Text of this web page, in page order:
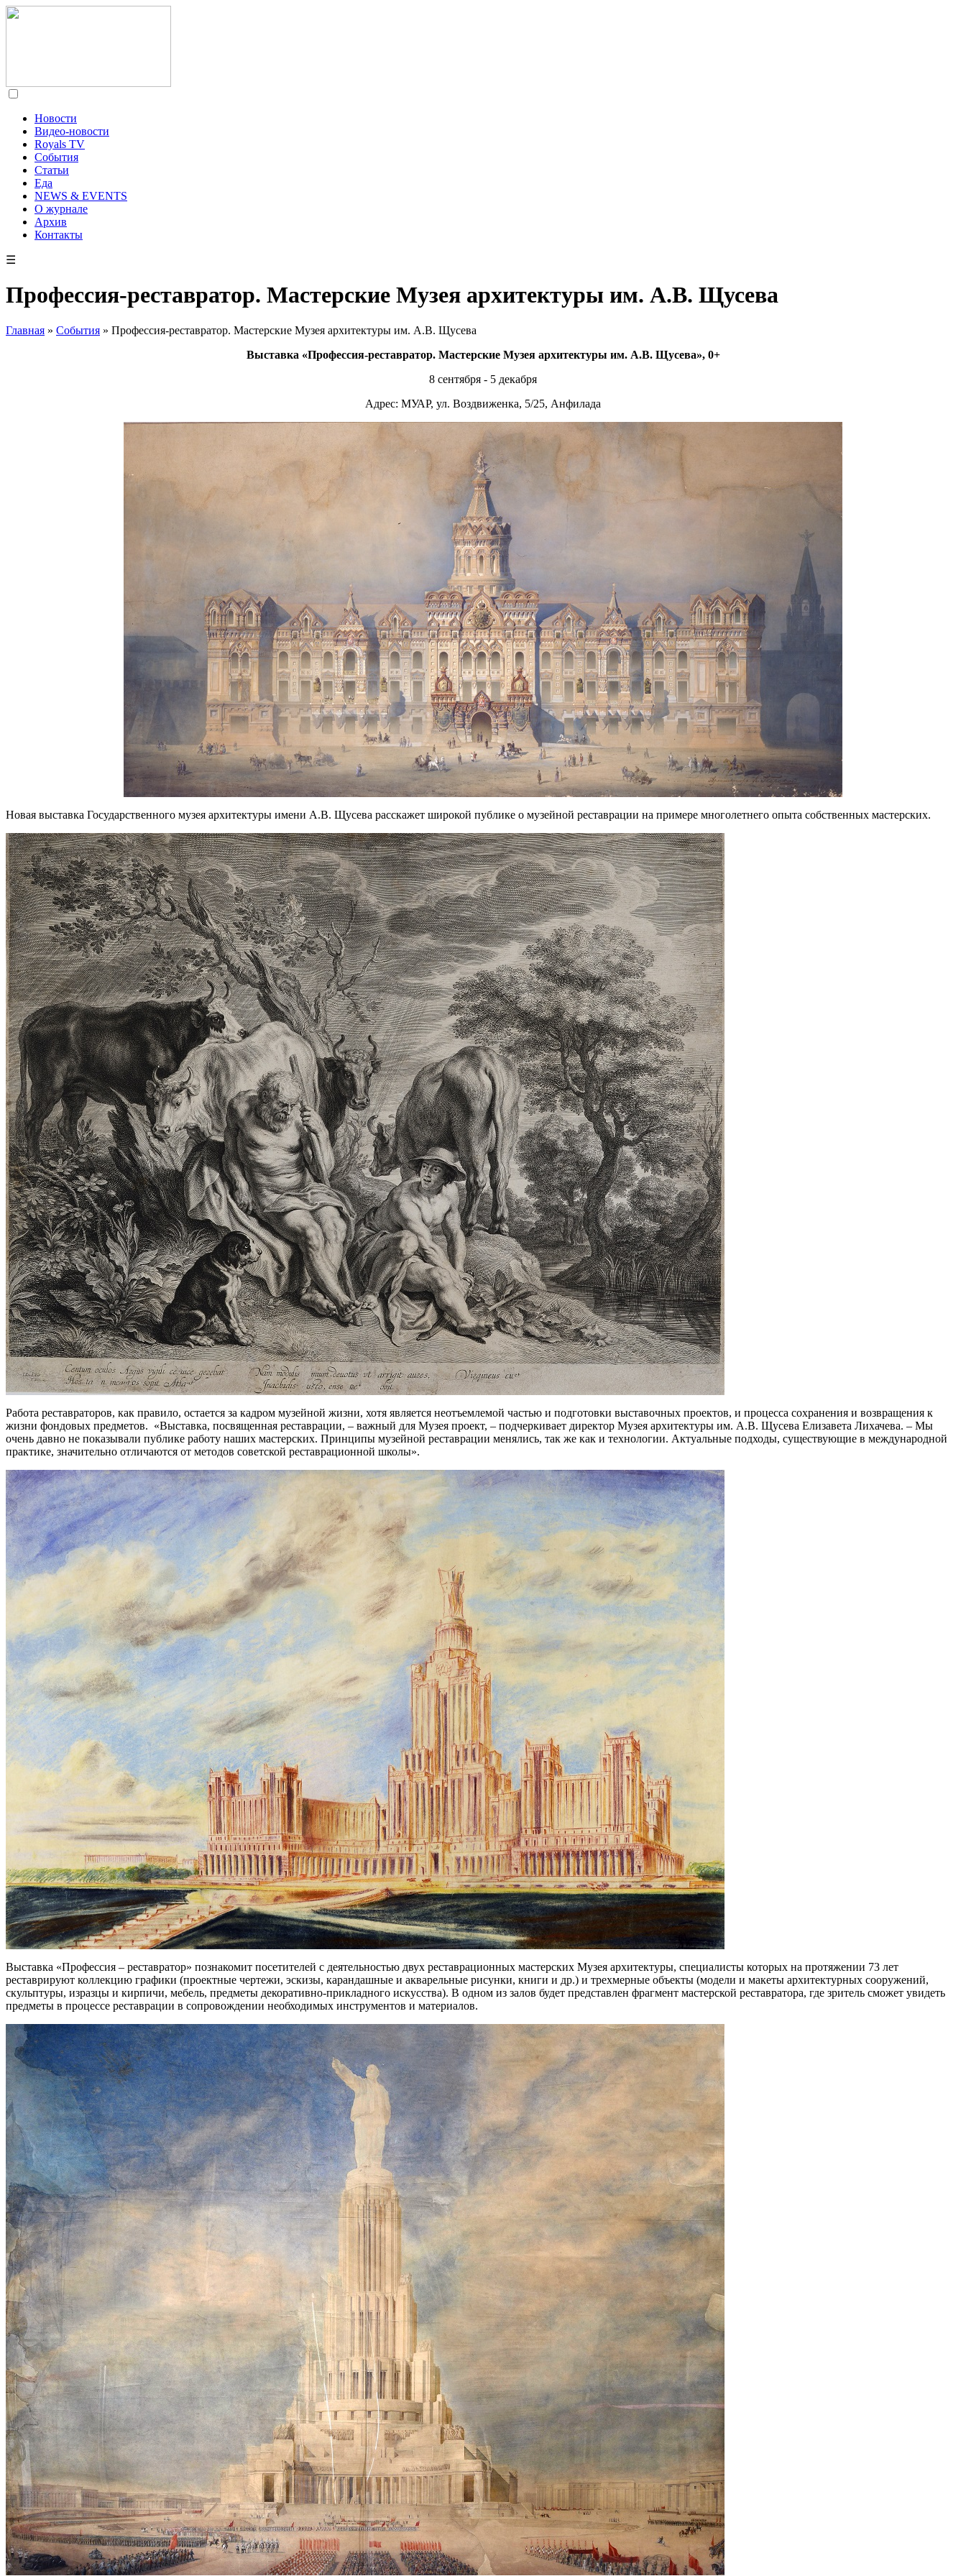
Новости
Видео-новости
Royals TV
События
Статьи
Еда
NEWS & EVENTS
О журнале
Архив
Контакты
☰
Профессия-реставратор. Мастерские Музея архитектуры им. А.В. Щусева
Главная » События » Профессия-реставратор. Мастерские Музея архитектуры им. А.В. Щусева
Выставка «Профессия-реставратор. Мастерские Музея архитектуры им. А.В. Щусева», 0+
8 сентября - 5 декабря
Адрес: МУАР, ул. Воздвиженка, 5/25, Анфилада
Новая выставка Государственного музея архитектуры имени А.В. Щусева расскажет широкой публике о музейной реставрации на примере многолетнего опыта собственных мастерских.
Работа реставраторов, как правило, остается за кадром музейной жизни, хотя является неотъемлемой частью и подготовки выставочных проектов, и процесса сохранения и возвращения к
жизни фондовых предметов. «Выставка, посвященная реставрации, – важный для Музея проект, – подчеркивает директор Музея архитектуры им. А.В. Щусева Елизавета Лихачева. – Мы
очень давно не показывали публике работу наших мастерских. Принципы музейной реставрации менялись, так же как и технологии. Актуальные подходы, существующие в международной
практике, значительно отличаются от методов советской реставрационной школы».
Выставка «Профессия – реставратор» познакомит посетителей с деятельностью двух реставрационных мастерских Музея архитектуры, специалисты которых на протяжении 73 лет
реставрируют коллекцию графики (проектные чертежи, эскизы, карандашные и акварельные рисунки, книги и др.) и трехмерные объекты (модели и макеты архитектурных сооружений,
скульптуры, изразцы и кирпичи, мебель, предметы декоративно-прикладного искусства). В одном из залов будет представлен фрагмент мастерской реставратора, где зритель сможет увидеть
предметы в процессе реставрации в сопровождении необходимых инструментов и материалов.